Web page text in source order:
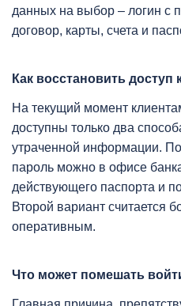
данных на выбор – логин с
договор, карты, счета и
Как восстановить доступ
На текущий момент
доступны только два
утраченной информации.
пароль можно в офисе
действующего паспорта и
Второй вариант считается
оперативным.
Что может помешать